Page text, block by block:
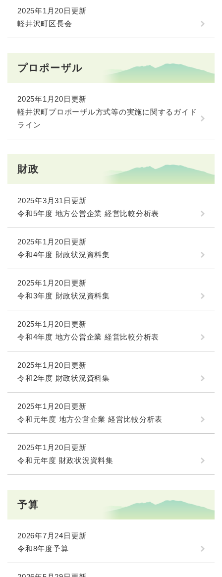
2025年1月20日更新
軽井沢町区長会
プロポーザル
2025年1月20日更新
軽井沢町プロポーザル方式等の実施に関するガイド
ライン
財政
2025年3月31日更新
令和5年度 地方公営企業 経営比較分析表
2025年1月20日更新
令和4年度 財政状況資料集
2025年1月20日更新
令和3年度 財政状況資料集
2025年1月20日更新
令和4年度 地方公営企業 経営比較分析表
2025年1月20日更新
令和2年度 財政状況資料集
2025年1月20日更新
令和元年度 地方公営企業 経営比較分析表
2025年1月20日更新
令和元年度 財政状況資料集
予算
2026年7月24日更新
令和8年度予算